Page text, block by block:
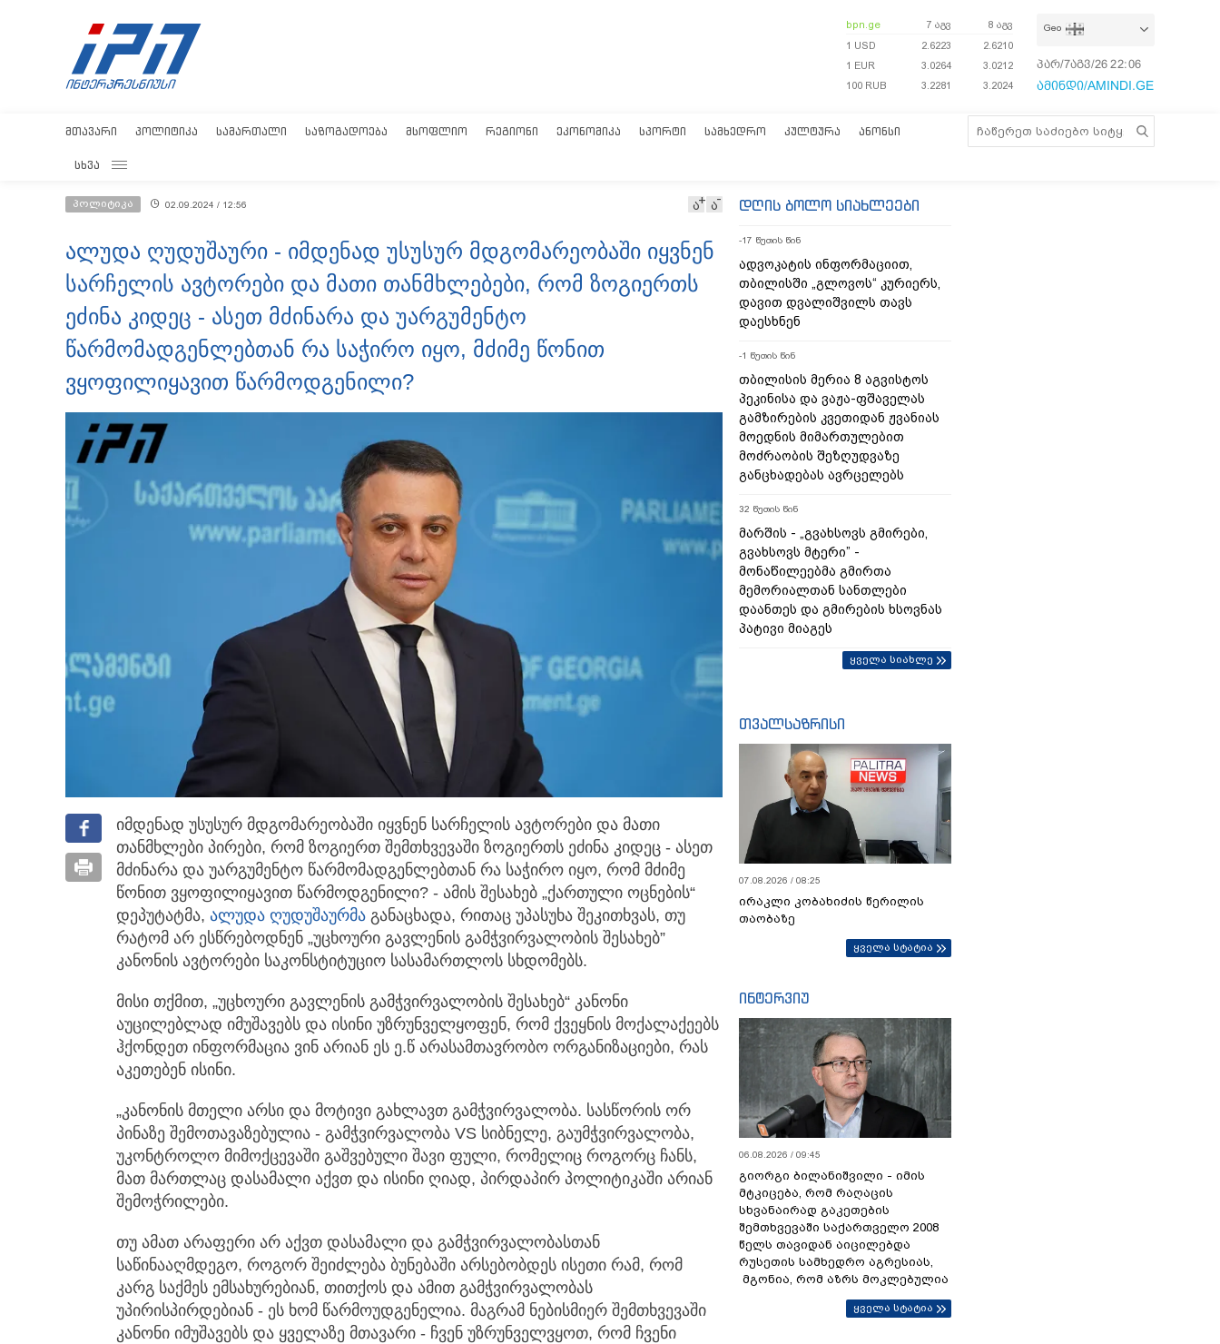
bpn.ge 7 აგვ
8 აგვ
1 USD
2.6223
2.6210
1 EUR
3.0264
3.0212
100 RUB
3.2281 3.2024
Geo
პარ/7აგვ/26 22:06:13
ამინდი/AMINDI.GE
ᲛᲗᲐᲕᲐᲠᲘ ᲞᲝᲚᲘᲢᲘᲙᲐ ᲡᲐᲛᲐᲠᲗᲐᲚᲘ ᲡᲐᲖᲝᲒᲐᲓᲝᲔᲑᲐ ᲛᲡᲝᲤᲚᲘᲝ ᲠᲔᲒᲘᲝᲜᲘ ᲔᲙᲝᲜᲝᲛᲘᲙᲐ ᲡᲞᲝᲠᲢᲘ ᲡᲐᲛᲮᲔᲓᲠᲝ ᲙᲣᲚᲢᲣᲠᲐ ᲐᲜᲝᲜᲡᲘ
ᲡᲮᲕᲐ
პოლიტიკა 02.09.2024 / 12:56 ა ა
ალუდა ღუდუშაური - იმდენად უსუსურ მდგომარეობაში იყვნენ
სარჩელის ავტორები და მათი თანმხლებები, რომ ზოგიერთს
ეძინა კიდეც - ასეთ მძინარა და უარგუმენტო
წარმომადგენლებთან რა საჭირო იყო, მძიმე წონით
ვყოფილიყავით წარმოდგენილი?
იმდენად უსუსურ მდგომარეობაში იყვნენ სარჩელის ავტორები და მათი
თანმხლები პირები, რომ ზოგიერთ შემთხვევაში ზოგიერთს ეძინა კიდეც - ასეთ
მძინარა და უარგუმენტო წარმომადგენლებთან რა საჭირო იყო, რომ მძიმე
წონით ვყოფილიყავით წარმოდგენილი? - ამის შესახებ „ქართული ოცნების“
დეპუტატმა, ალუდა ღუდუშაურმა განაცხადა, რითაც უპასუხა შეკითხვას, თუ
რატომ არ ესწრებოდნენ „უცხოური გავლენის გამჭვირვალობის შესახებ”
კანონის ავტორები საკონსტიტუციო სასამართლოს სხდომებს.
მისი თქმით, „უცხოური გავლენის გამჭვირვალობის შესახებ“ კანონი
აუცილებლად იმუშავებს და ისინი უზრუნველყოფენ, რომ ქვეყნის მოქალაქეებს
ჰქონდეთ ინფორმაცია ვინ არიან ეს ე.წ არასამთავრობო ორგანიზაციები, რას
აკეთებენ ისინი.
„კანონის მთელი არსი და მოტივი გახლავთ გამჭვირვალობა. სასწორის ორ
პინაზე შემოთავაზებულია - გამჭვირვალობა VS სიბნელე, გაუმჭვირვალობა,
უკონტროლო მიმოქცევაში გაშვებული შავი ფული, რომელიც როგორც ჩანს,
მათ მართლაც დასამალი აქვთ და ისინი ღიად, პირდაპირ პოლიტიკაში არიან
შემოჭრილები.
თუ ამათ არაფერი არ აქვთ დასამალი და გამჭვირვალობასთან
საწინააღმდეგო, როგორ შეიძლება ბუნებაში არსებობდეს ისეთი რამ, რომ
კარგ საქმეს ემსახურებიან, თითქოს და ამით გამჭვირვალობას
უპირისპირდებიან - ეს ხომ წარმოუდგენელია. მაგრამ ნებისმიერ შემთხვევაში
კანონი იმუშავებს და ყველაზე მთავარი - ჩვენ უზრუნველვყოთ, რომ ჩვენი
დღის ბოლო სიახლეები
-17 წუთის წინ
ადვოკატის ინფორმაციით,
თბილისში „გლოვოს“ კურიერს,
დავით დვალიშვილს თავს
დაესხნენ
-1 წუთის წინ
თბილისის მერია 8 აგვისტოს
პეკინისა და ვაჟა-ფშაველას
გამზირების კვეთიდან ჟვანიას
მოედნის მიმართულებით
მოძრაობის შეზღუდვაზე
განცხადებას ავრცელებს
32 წუთის წინ
მარშის - „გვახსოვს გმირები,
გვახსოვს მტერი” -
მონაწილეებმა გმირთა
მემორიალთან სანთლები
დაანთეს და გმირების ხსოვნას
პატივი მიაგეს
ყველა სიახლე
თვალსაზრისი
07.08.2026 / 08:25
ირაკლი კობახიძის წერილის
თაობაზე
ყველა სტატია
ინტერვიუ
06.08.2026 / 09:45
გიორგი ბილანიშვილი - იმის
მტკიცება, რომ რაღაცის
სხვანაირად გაკეთების
შემთხვევაში საქართველო 2008
წელს თავიდან აიცილებდა
რუსეთის სამხედრო აგრესიას,
მგონია, რომ აზრს მოკლებულია
ყველა სტატია